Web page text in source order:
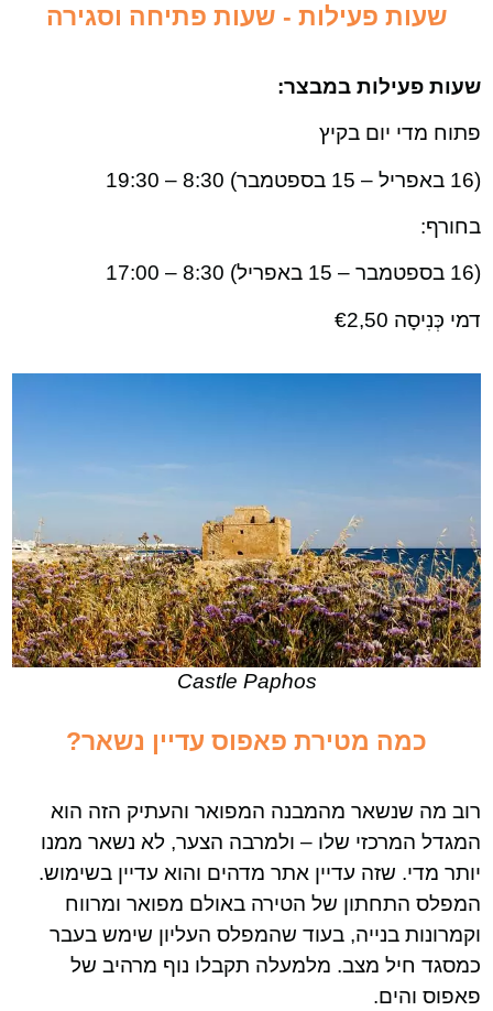
שעות פעילות - שעות פתיחה וסגירה
שעות פעילות במבצר:
פתוח מדי יום בקיץ
(16 באפריל – 15 בספטמבר) 8:30 – 19:30
בחורף:
(16 בספטמבר – 15 באפריל) 8:30 – 17:00
דמי כְּנִיסָה €2,50
Castle Paphos
כמה מטירת פאפוס עדיין נשאר?
רוב מה שנשאר מהמבנה המפואר והעתיק הזה הוא
המגדל המרכזי שלו – ולמרבה הצער, לא נשאר ממנו
יותר מדי. שזה עדיין אתר מדהים והוא עדיין בשימוש.
המפלס התחתון של הטירה באולם מפואר ומרווח
וקמרונות בנייה, בעוד שהמפלס העליון שימש בעבר
כמסגד חיל מצב. מלמעלה תקבלו נוף מרהיב של
פאפוס והים.